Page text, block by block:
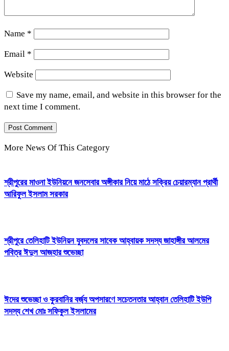
Name *
Email *
Website
Save my name, email, and website in this browser for the
next time I comment.
More News Of This Category
শ্রীপুরের মাওনা ইউনিয়নে জনসেবার অঙ্গীকার নিয়ে মাঠে সক্রিয় চেয়ারম্যান প্রার্থী
আরিফুল ইসলাম সরকার
শ্রীপুরে তেলিহাটি ইউনিয়ন যুবদলের সাবেক আহ্বায়ক সদস্য জাহাঙ্গীর আলমের
পবিত্র ঈদুল আজহার শুভেচ্ছা
ঈদের শুভেচ্ছা ও কুরবানির বর্জ্য অপসারণে সচেতনতার আহ্বান তেলিহাটি ইউপি
সদস্য শেখ মোঃ সফিকুল ইসলামের